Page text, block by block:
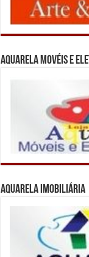
Aquarela Movéis e
Aquarela Imobiliária